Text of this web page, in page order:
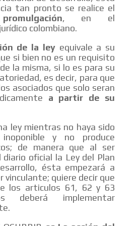
tan pronto se realice el
, en el
colombiano.
de la leyequivale a su
si bien no es un requisito
la misma, si lo es para su
es decir, para que
asociados que solo seran
a partir de su
ley mientras no haya sido
y no produce
de manera que al ser
diario oficial la Ley del Plan
ésta empezará a
vinculante; quiere decir que
los articulos 61, 62 y 63
deberá implementar